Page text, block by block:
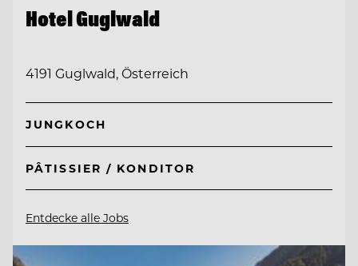
Hotel Guglwald
4191 Guglwald, Österreich
JUNGKOCH
PÂTISSIER / KONDITOR
Entdecke alle Jobs